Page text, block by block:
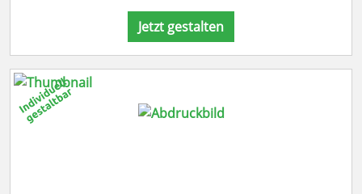
Jetzt gestalten